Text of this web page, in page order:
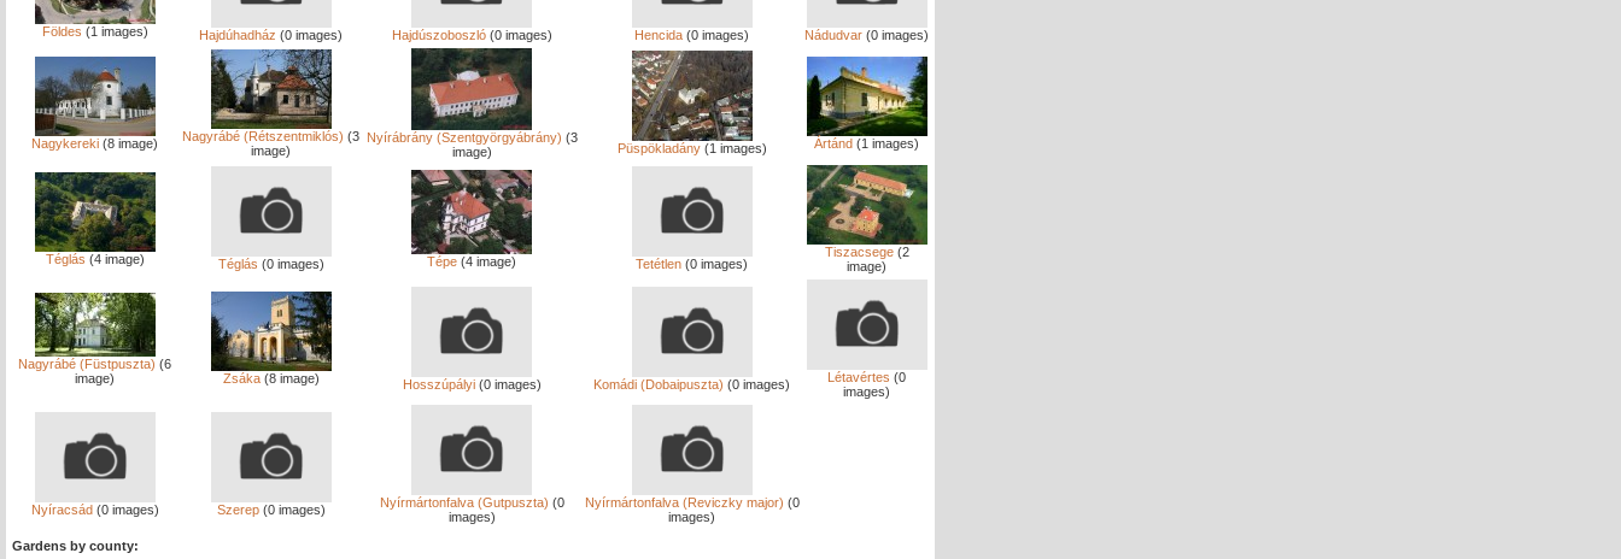
Földes (1 images) Hajdúhadház (0 images) Hajdúszoboszló(0 images) Hencida (0 images) Nádudvar (0 images)
Nagykereki (8 image) Nagyrábé (Rétszentmiklós) (3
image)
Nyírábrány (Szentgyörgyábrány) (3
image)
Püspökladány(1 images) Ártánd (1 images)
Téglás (4 image) Téglás (0 images) Tépe (4 image) Tetétlen (0 images)
Tiszacsege(2
image)
Nagyrábé (Füstpuszta) (6
image)
Zsáka(8 image) Hosszúpályi(0 images) Komádi (Dobaipuszta) (0 images) Létavértes (0
images)
Nyíracsád(0 images) Szerep(0 images) Nyírmártonfalva (Gutpuszta) (0
images)
Nyírmártonfalva (Reviczky major) (0
images)
Gardens by county: